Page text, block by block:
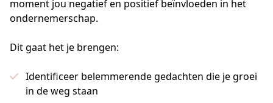
moment jou negatief en positief beïnvloeden in het
ondernemerschap.
Dit gaat het je brengen:
Identificeer belemmerende gedachten die je groei
in de weg staan